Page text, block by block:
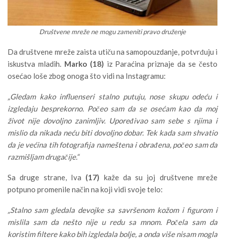
Društvene mreže ne mogu zameniti pravo druženje
Da društvene mreže zaista utiču na samopouzdanje, potvrđuju i
iskustva mladih. Marko (18) iz Paraćina priznaje da se često
osećao loše zbog onoga što vidi na Instagramu:
„Gledam kako influenseri stalno putuju, nose skupu odeću i
izgledaju besprekorno. Počeo sam da se osećam kao da moj
život nije dovoljno zanimljiv. Upoređivao sam sebe s njima i
mislio da nikada neću biti dovoljno dobar. Tek kada sam shvatio
da je većina tih fotografija nameštena i obrađena, počeo sam da
razmišljam drugačije.“
Sa druge strane, Iva (17) kaže da su joj društvene mreže
potpuno promenile način na koji vidi svoje telo:
„Stalno sam gledala devojke sa savršenom kožom i figurom i
mislila sam da nešto nije u redu sa mnom. Počela sam da
koristim filtere kako bih izgledala bolje, a onda više nisam mogla